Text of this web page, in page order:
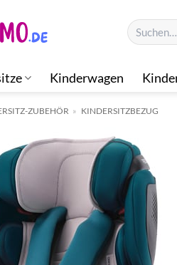
Suchen
nach:
Kinderwagen
ZUBEHÖR » KINDERSITZBEZUG